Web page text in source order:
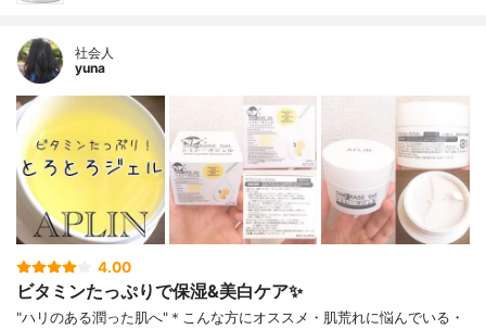
社会人
yuna
4.00
ビタミンたっぷりで保湿&美白ケア✨
"ハリのある潤った肌へ"＊こんな方にオススメ・肌荒れに悩んでいる・